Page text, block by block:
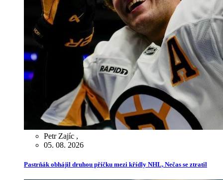
Petr Zajíc ,
05. 08. 2026
Pastrňák obhájil druhou příčku mezi křídly NHL, Nečas se ztratil